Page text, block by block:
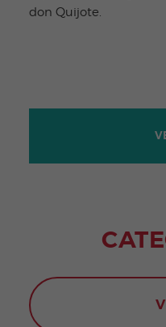
don Quijote.